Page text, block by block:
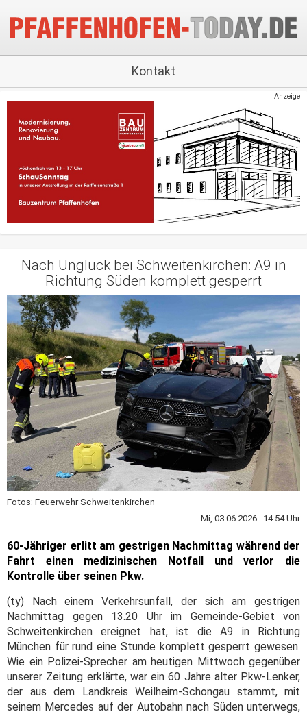
Kontakt
Anzeige
Nach Unglück bei Schweitenkirchen: A9 in
Richtung Süden komplett gesperrt
Fotos: Feuerwehr Schweitenkirchen
Mi, 03.06.2026 14:54 Uhr
60-Jähriger erlitt am gestrigen Nachmittag während der
Fahrt einen medizinischen Notfall und verlor die
Kontrolle über seinen Pkw.
(ty) Nach einem Verkehrsunfall, der sich am gestrigen
Nachmittag gegen 13.20 Uhr im Gemeinde-Gebiet von
Schweitenkirchen ereignet hat, ist die A9 in Richtung
München für rund eine Stunde komplett gesperrt gewesen.
Wie ein Polizei-Sprecher am heutigen Mittwoch gegenüber
unserer Zeitung erklärte, war ein 60 Jahre alter Pkw-Lenker,
der aus dem Landkreis Weilheim-Schongau stammt, mit
seinem Mercedes auf der Autobahn nach Süden unterwegs,